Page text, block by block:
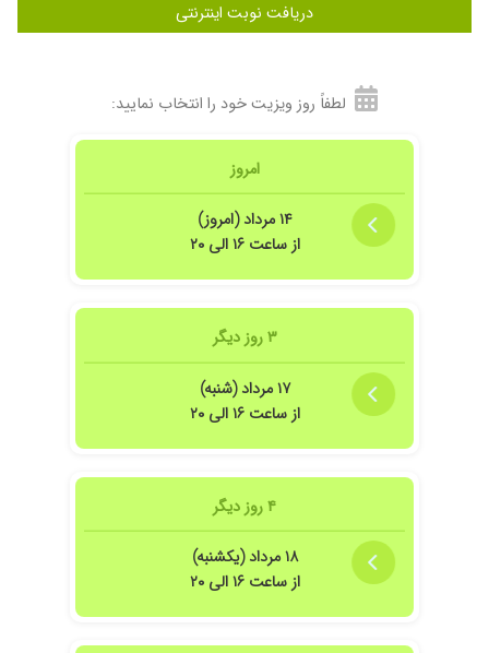
مطب خیلی خوبی دارن کارشون واقعا عالیه و من از
من دندونم فاجعه بود دکتر معجزه کرد
دریافت نوبت اینترنتی
لطفاً روز ویزیت خود را انتخاب نمایید:
امروز
۱۴ مرداد (امروز)
از ساعت ۱۶ الی ۲۰
۳ روز دیگر
۱۷ مرداد (شنبه)
از ساعت ۱۶ الی ۲۰
۴ روز دیگر
۱۸ مرداد (یکشنبه)
از ساعت ۱۶ الی ۲۰